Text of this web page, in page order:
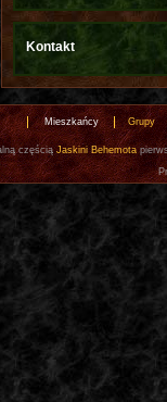
Kontakt
Mieszkańcy Grupy
częścią Jaskini Behemota